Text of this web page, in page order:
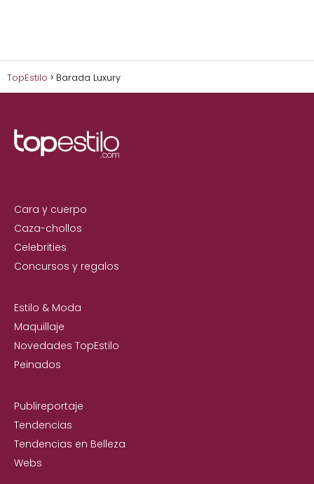
TopEstilo Barada Luxury
Cara y cuerpo
Caza-chollos
Celebrities
Concursos y regalos
Estilo & Moda
Maquillaje
Novedades TopEstilo
Peinados
Publireportaje
Tendencias
Tendencias en Belleza
Webs